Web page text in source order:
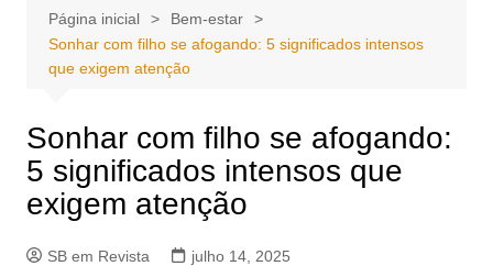
Página inicial
Bem-estar
Sonhar com filho se afogando: 5 significados intensos
que exigem atenção
Sonhar com filho se afogando:
5 significados intensos que
exigem atenção
SB em Revista
julho 14, 2025